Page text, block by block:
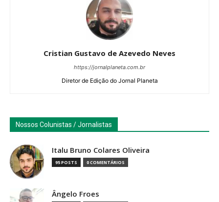
Cristian Gustavo de Azevedo Neves
https://jornalplaneta.com.br
Diretor de Edição do Jornal Planeta
Nossos Colunistas / Jornalistas
Italu Bruno Colares Oliveira
95 POSTS 0 COMENTÁRIOS
Ângelo Froes